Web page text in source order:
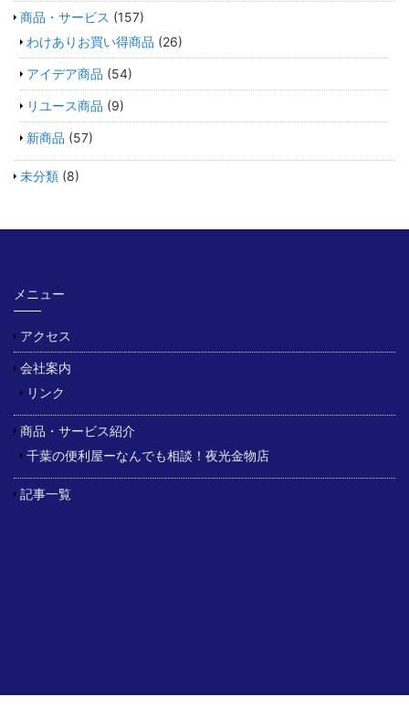
商品・サービス (157)
わけありお買い得商品 (26)
アイデア商品 (54)
リユース商品 (9)
新商品 (57)
未分類 (8)
メニュー
アクセス
会社案内
リンク
商品・サービス紹介
千葉の便利屋ーなんでも相談！夜光金物店
記事一覧